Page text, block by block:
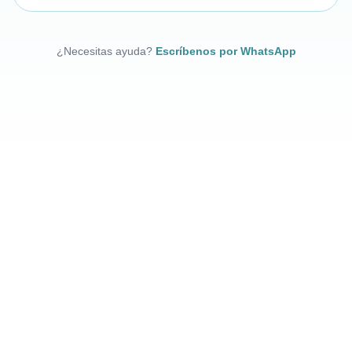
¿Necesitas ayuda? Escríbenos por WhatsApp